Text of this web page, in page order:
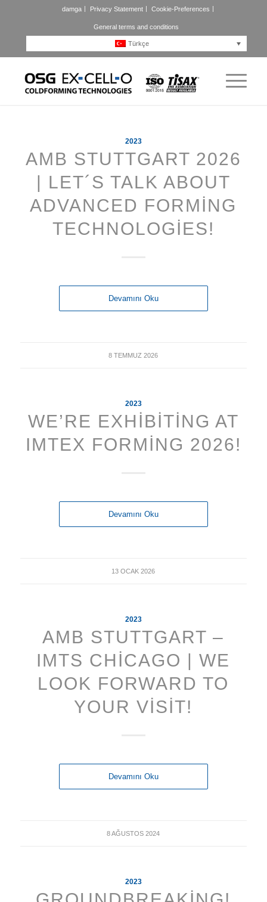
damga Privacy Statement Cookie-Preferences
General terms and conditions
Türkçe
2023
AMB STUTTGART 2026
| LET´S TALK ABOUT
ADVANCED FORMING
TECHNOLOGIES!
Devamını Oku
8 TEMMUZ 2026
2023
WE’RE EXHIBITING AT
IMTEX FORMING 2026!
Devamını Oku
13 OCAK 2026
2023
AMB STUTTGART –
IMTS CHICAGO | WE
LOOK FORWARD TO
YOUR VISIT!
Devamını Oku
8 AĞUSTOS 2024
2023